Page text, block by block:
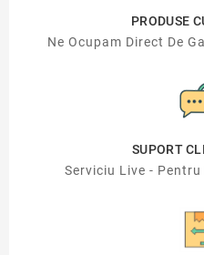
PRODUSE
Ne Ocupam Direct De
SUPORT
Serviciu Live -